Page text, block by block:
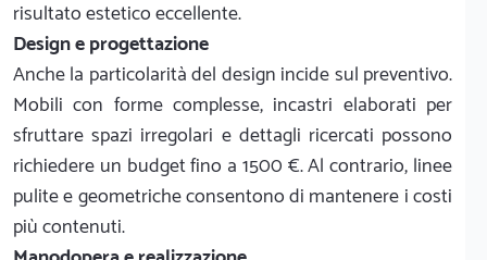
risultato estetico eccellente.
Design e progettazione
Anche la particolarità del design incide sul preventivo.
Mobili con forme complesse, incastri elaborati per
sfruttare spazi irregolari e dettagli ricercati possono
richiedere un budget fino a 1500 €. Al contrario, linee
pulite e geometriche consentono di mantenere i costi
più contenuti.